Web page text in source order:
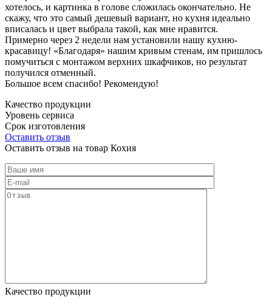
хотелось, и картинка в голове сложилась окончательно. Не
скажу, что это самый дешевый вариант, но кухня идеально
вписалась и цвет выбрала такой, как мне нравится.
Примерно через 2 недели нам установили нашу кухню-
красавицу! «Благодаря» нашим кривым стенам, им пришлось
помучиться с монтажом верхних шкафчиков, но результат
получился отменный.
Большое всем спасибо! Рекомендую!
Качество продукции
Уровень сервиса
Срок изготовления
Оставить отзыв
Оставить отзыв на товар Кохия
Качество продукции